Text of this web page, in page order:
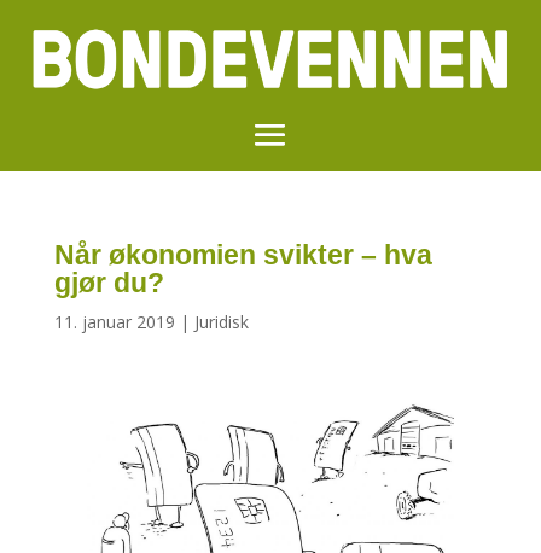
Når økonomien svikter – hva
gjør du?
11. januar 2019 | Juridisk